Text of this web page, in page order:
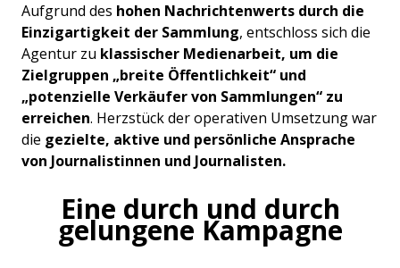
Aufgrund des hohen Nachrichtenwerts durch die
Einzigartigkeit der Sammlung, entschloss sich die
Agentur zu klassischer Medienarbeit, um die
Zielgruppen „breite Öffentlichkeit“ und
„potenzielle Verkäufer von Sammlungen“ zu
erreichen. Herzstück der operativen Umsetzung war
die gezielte, aktive und persönliche Ansprache
von Journalistinnen und Journalisten.
Eine durch und durch
gelungene Kampagne